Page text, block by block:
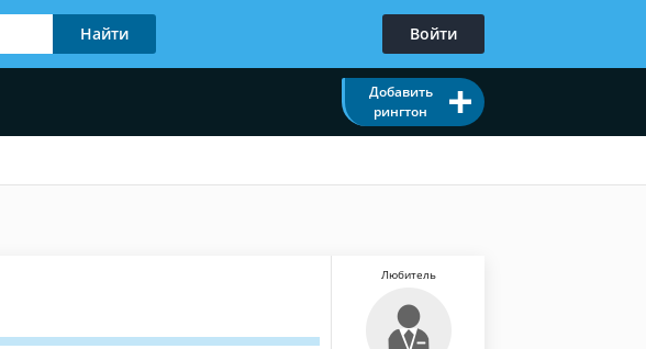
Войти
Добавить
рингтон
Любитель